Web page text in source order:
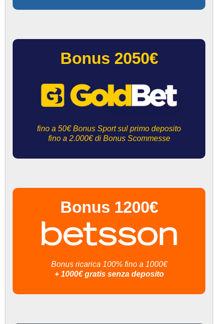
Bonus 2050€
fino a 50€ Bonus Sport sul primo deposito
fino a 2.000€ di Bonus Scommesse
Bonus 1200€
Bonus ricarica 100% fino a 1000€
+ 1000€ gratis senza deposito